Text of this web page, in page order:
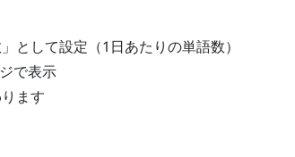
として設定（1日あたりの単語数）
で表示
ます